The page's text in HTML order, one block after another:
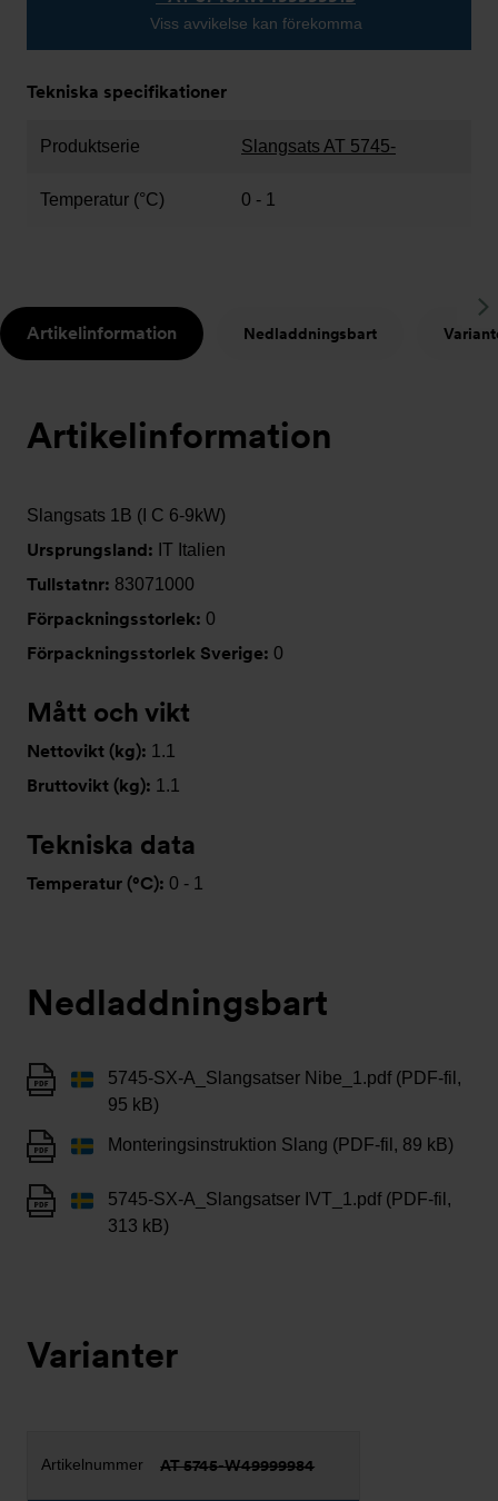
Viss avvikelse kan förekomma
Tekniska specifikationer
Produktserie Slangsats AT 5745-
Temperatur (°C) 0 - 1
Artikelinformation Nedladdningsbart
Artikelinformation
Slangsats 1B (I C 6-9kW)
Ursprungsland: IT Italien
Tullstatnr: 83071000
Förpackningsstorlek: 0
Förpackningsstorlek Sverige: 0
Mått och vikt
Nettovikt (kg): 1.1
Bruttovikt (kg): 1.1
Tekniska data
Temperatur (°C): 0 - 1
Nedladdningsbart
5745-SX-A_Slangsatser Nibe_1.pdf (PDF-fil,
95 kB)
Monteringsinstruktion Slang (PDF-fil, 89 kB)
5745-SX-A_Slangsatser IVT_1.pdf (PDF-fil,
313 kB)
Varianter
AT 5745-W49999984